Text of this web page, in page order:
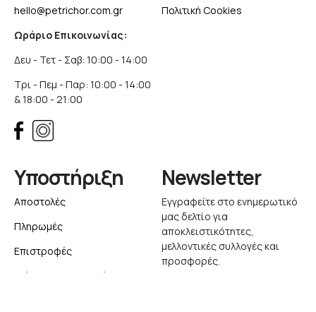
hello@petrichor.com.gr
Ωράριο Επικοινωνίας:
Δευ - Τετ - Σαβ: 10:00 - 14:00
Τρι - Πεμ - Παρ: 10:00 - 14:00
& 18:00 - 21:00
Πολιτική Cookies
Υποστήριξη
Αποστολές
Πληρωμές
Επιστροφές
Δείτε την Παραγγελία σας
Newsletter
Εγγραφείτε στο ενημερωτικό
μας δελτίο για
αποκλειστικότητες,
μελλοντικές συλλογές και
προσφορές.